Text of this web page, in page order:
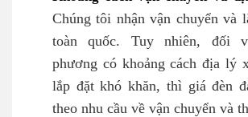
Chúng tôi nhận vận chuyển và
toàn quốc. Tuy nhiên, đối
phương có khoảng cách địa lý
lắp đặt khó khăn, thì giá đèn
theo nhu cầu về vận chuyển và